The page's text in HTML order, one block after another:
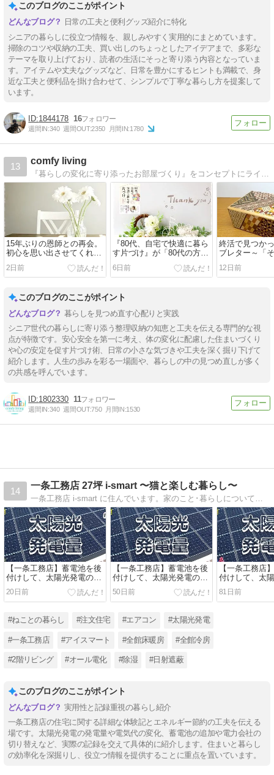
このブログのここがポイント
日常の工夫と便利グッズ紹介に特化
シニアの暮らしに役立つ情報を、親しみやすく実用的にまとめています。
掃除のコツや収納の工夫、買い出しのちょっとしたアイデアまで、多彩な
テーマを取り上げており、読者の生活にそっと寄り添う内容となっていま
す。アイテムや丈夫なグッズなど、日常を豊かにするヒントも満載で、身
近な工夫と便利品を掛け合わせて、シンプルで丁寧な暮らし方を提案して
います。
1844178 16
週間IN:340 週間OUT:2350 月間IN:1780
13
comfy living
『暮らしの変化に寄り添ったお部屋づくり』をコンセプトにライフスタイルに合わせた、自分らしく素敵に心地よい暮らしのお手伝いをさせて頂いてます。
15年ぶりの恩師との再会。
初心を思い出させてくれ
た、かけがえのない時間
2日前
『80代、自宅で快適に暮ら
す片づけ』が「80代の方や
高齢者がいる家族におすす
めの本10選」に紹介されま
6日前
終活で見つか
ブレター～「
う」という選
12日前
このブログのここがポイント
暮らしを見つめ直す心配りと実践
シニア世代の暮らしに寄り添う整理収納の知恵と工夫を伝える専門的な視
点が特徴です。安心安全を第一に考え、体の変化に配慮した住まいづくり
や心の安定を促す片づけ術、日常の小さな気づきや工夫を深く掘り下げて
紹介します。人生の歩みを彩る一場面や、暮らしの中の見つめ直しが多く
の共感を呼んでいます。
1802330 11
週間IN:340 週間OUT:750 月間IN:1530
14
一条工務店 27坪 i-smart 〜猫と楽しむ暮らし〜
【一条工務店】蓄電池を後
付けして、太陽光発電の変
化をレポート｜2026年5月
期｜
20日前
【一条工務店】蓄電池を後
付けして、太陽光発電の変
化をレポート｜2026年4月
期｜
50日前
【一条工務店
付けして、太
化をレポート
期｜
81日前
#ねことの暮らし #注文住宅 #エアコン #太陽光発電
#一条工務店 #アイスマート #全館床暖房 #全館冷房
#2階リビング #オール電化 #除湿 #日射遮蔽
このブログのここがポイント
実用性と記録重視の暮らし紹介
一条工務店の住宅に関する詳細な体験記とエネルギー節約の工夫を伝える
場です。太陽光発電の発電量や電気代の変化、蓄電池の追加や電力会社の
切り替えなど、実際の記録を交えて具体的に紹介します。住まいと暮らし
の効率化を深掘りし、役立つ情報を提供することに重点を置いています。